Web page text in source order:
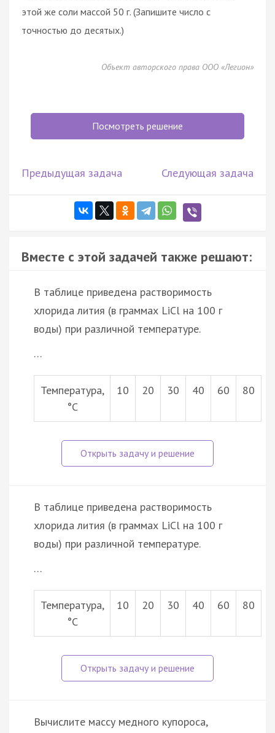
этой же соли массой 50 г. (Запишите число с
точностью до десятых.)
Объект авторского права ООО «Легион»
Посмотреть решение
Предыдущая задача Следующая задача
Вместе с этой задачей также решают:
В таблице приведена растворимость
хлорида лития (в граммах LiCl на 100 г
воды) при различной температуре.
…
Температура,
°С
10 20 30 40 60 80
В таблице приведена растворимость
хлорида лития (в граммах LiCl на 100 г
воды) при различной температуре.
…
Температура,
°С
10 20 30 40 60 80
Вычислите массу медного купороса,